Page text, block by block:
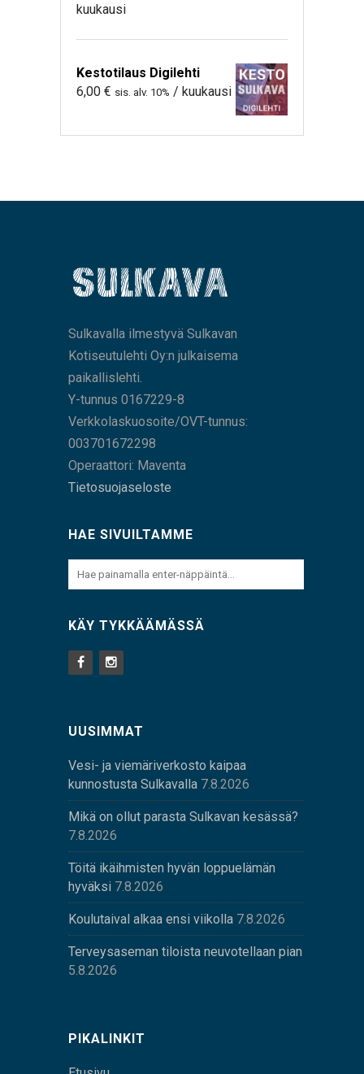
kuukausi
Kestotilaus Digilehti
6,00 € sis. alv. 10% / kuukausi
Sulkavalla ilmestyvä Sulkavan
Kotiseutulehti Oy:n julkaisema
paikallislehti.
Y-tunnus 0167229-8
Verkkolaskuosoite/OVT-tunnus:
003701672298
Operaattori: Maventa
Tietosuojaseloste
HAE SIVUILTAMME
KÄY TYKKÄÄMÄSSÄ
UUSIMMAT
Vesi- ja viemäriverkosto kaipaa
kunnostusta Sulkavalla 7.8.2026
Mikä on ollut parasta Sulkavan kesässä?
7.8.2026
Töitä ikäihmisten hyvän loppuelämän
hyväksi 7.8.2026
Koulutaival alkaa ensi viikolla 7.8.2026
Terveysaseman tiloista neuvotellaan pian
5.8.2026
PIKALINKIT